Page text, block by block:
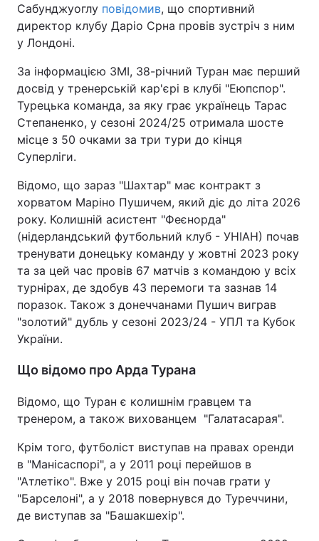
Сабунджуоглу повідомив, що спортивний
директор клубу Даріо Срна провів зустріч з ним
у Лондоні.
За інформацією ЗМІ, 38-річний Туран має перший
досвід у тренерській кар'єрі в клубі "Еюпспор".
Турецька команда, за яку грає українець Тарас
Степаненко, у сезоні 2024/25 отримала шосте
місце з 50 очками за три тури до кінця
Суперліги.
Відомо, що зараз "Шахтар" має контракт з
хорватом Маріно Пушичем, який діє до літа 2026
року. Колишній асистент "Феєнорда"
(нідерландський футбольний клуб - УНІАН) почав
тренувати донецьку команду у жовтні 2023 року
та за цей час провів 67 матчів з командою у всіх
турнірах, де здобув 43 перемоги та зазнав 14
поразок. Також з донеччанами Пушич виграв
"золотий" дубль у сезоні 2023/24 - УПЛ та Кубок
України.
Що відомо про Арда Турана
Відомо, що Туран є колишнім гравцем та
тренером, а також вихованцем "Галатасарая".
Крім того, футболіст виступав на правах оренди
в "Манісаспорі", а у 2011 році перейшов в
"Атлетіко". Вже у 2015 році він почав грати у
"Барселоні", а у 2018 повернувся до Туреччини,
де виступав за "Башакшехір".